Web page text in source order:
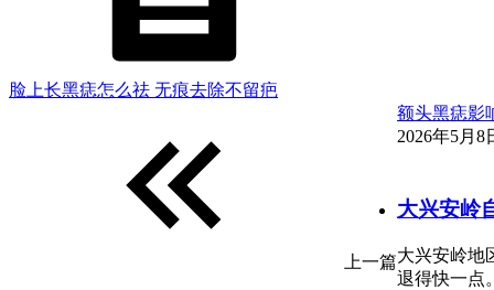
脸上长黑痣怎么祛 无痕去除不留疤
上一篇
额头黑痣影
2026年5月8
大兴安岭
大兴安岭地
退得快一点